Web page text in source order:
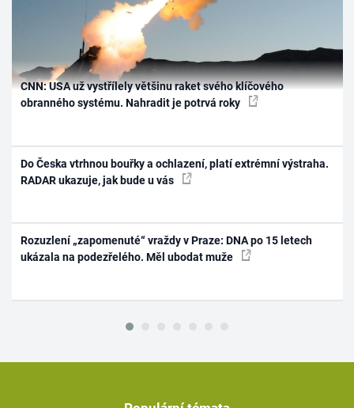
CNN: USA už vystřílely většinu raket svého klíčového
obranného systému. Nahradit je potrvá roky
Do Česka vtrhnou bouřky a ochlazení, platí extrémní výstraha.
RADAR ukazuje, jak bude u vás
Rozuzlení „zapomenuté“ vraždy v Praze: DNA po 15 letech
ukázala na podezřelého. Měl ubodat muže